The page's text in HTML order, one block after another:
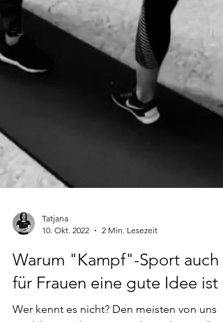
10. Okt. 2022
2 Min. Lesezeit
Warum "Kampf"-Sport auch
für Frauen eine gute Idee ist